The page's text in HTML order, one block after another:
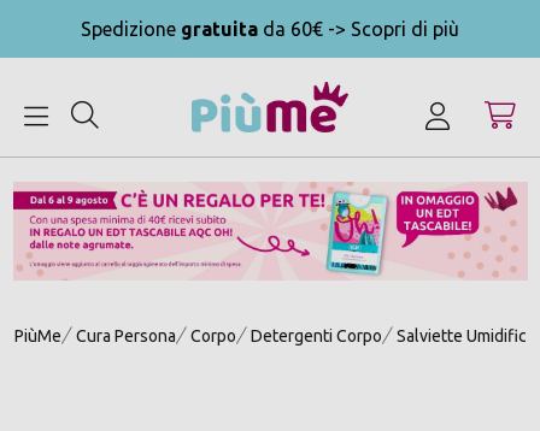
Spedizione gratuita da 60€ -> Scopri di più
PiùMe Cura Persona Corpo Detergenti Corpo Salviette